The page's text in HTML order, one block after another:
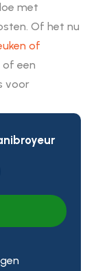
met
Of het nu
of
of een
voor